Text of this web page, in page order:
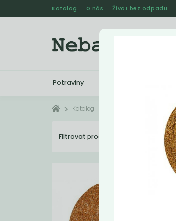
Katalog O nás Život bez odpadu
Potraviny
Katalog
Filtrovat produkty